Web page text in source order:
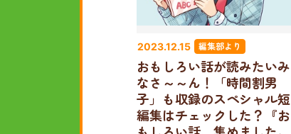
2023.12.15 編集部より
おもしろい話が読みたいみ
なさ～～ん！「時間割男
子」も収録のスペシャル短
編集はチェックした？『お